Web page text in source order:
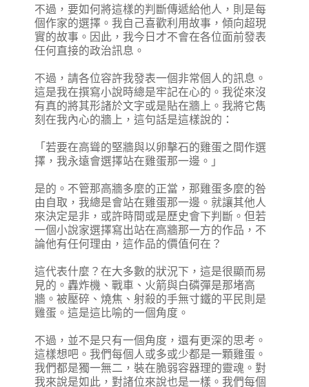
不過，要如何將這樣的判斷傳遞給他人，則是每
個作家的選擇。我自己喜歡利用故事，傾向超現
實的故事。因此，我今日才不會在各位面前發表
任何直接的政治訊息。
不過，請各位容許我發表一個非常個人的訊息。
這是我在撰寫小說時總是牢記在心的。我從來沒
有真的將其形諸於文字或是貼在牆上。我將它雋
刻在我內心的牆上，這句話是這樣說的：
「若要在高聳的堅牆與以卵擊石的雞蛋之間作選
擇，我永遠會選擇站在雞蛋那一邊。」
是的。不管那高牆多麼的正當，那雞蛋多麼的咎
由自取，我總是會站在雞蛋那一邊。就讓其他人
來決定是非，或許時間或是歷史會下判斷。但若
一個小說家選擇寫出站在高牆那一方的作品，不
論他有任何理由，這作品的價值何在？
這代表什麼？在大多數的狀況下，這是很顯而易
見的。轟炸機、戰車、火箭與白磷彈是那堵高
牆。被壓碎、燒焦、射殺的手無寸鐵的平民則是
雞蛋。這是這比喻的一個角度。
不過，並不是只有一個角度，還有更深的思考。
這樣想吧。我們每個人或多或少都是一顆雞蛋。
我們都是獨一無二，裝在脆弱容器理的靈魂。對
我來說是如此，對諸位來說也是一樣。我們每個